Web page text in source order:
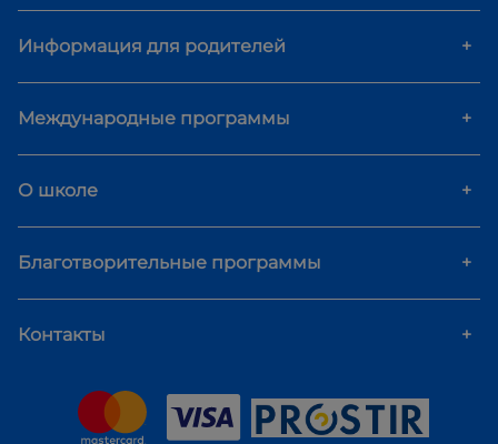
Информация для родителей +
Международные программы +
О школе +
Благотворительные программы +
Контакты +